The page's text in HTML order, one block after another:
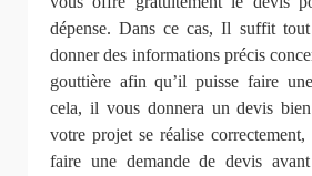
dépense. Dans ce cas, Il suffit
donner des informations précis
gouttière afin qu’il puisse faire
cela, il vous donnera un devis
votre projet se réalise correctement,
faire une demande de devis